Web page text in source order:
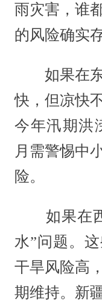
雨灾害，谁
的风险确实
如果在东
快，但凉快
今年汛期洪
月需警惕中
险。
如果在西
水”问题。
干旱风险高
期维持。新